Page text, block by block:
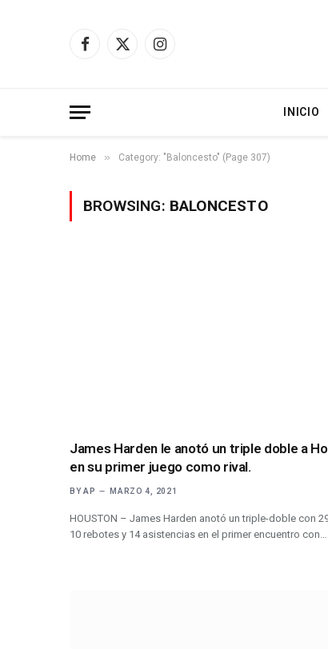
Facebook
X
Instagram
INICIO
Home » Category: "Baloncesto" (Page 307)
BROWSING: BALONCESTO
James Harden le anotó un triple doble a
en su primer juego como rival.
BY AP MARZO 4, 2021
HOUSTON – James Harden anotó un triple-doble con
10 rebotes y 14 asistencias en el primer encuentro con…